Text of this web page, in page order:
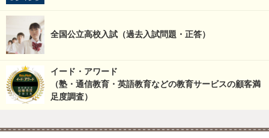
全国公立高校入試（過去入試問題・正答）
イード・アワード
（塾・通信教育・英語教育などの教育サービスの顧客満
足度調査）